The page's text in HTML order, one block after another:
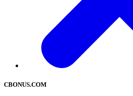
CBONUS.COM